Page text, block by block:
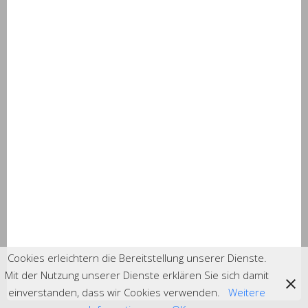
Cookies erleichtern die Bereitstellung unserer Dienste.
Mit der Nutzung unserer Dienste erklären Sie sich damit
einverstanden, dass wir Cookies verwenden.
Weitere